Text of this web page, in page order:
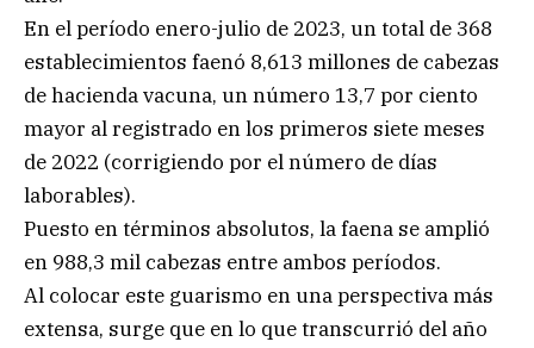
En el período enero-julio de 2023, un total de 368
establecimientos faenó 8,613 millones de cabezas
de hacienda vacuna, un número 13,7 por ciento
mayor al registrado en los primeros siete meses
de 2022 (corrigiendo por el número de días
laborables).
Puesto en términos absolutos, la faena se amplió
en 988,3 mil cabezas entre ambos períodos.
Al colocar este guarismo en una perspectiva más
extensa, surge que en lo que transcurrió del año